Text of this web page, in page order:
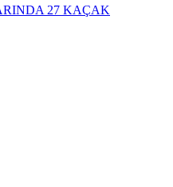
27 KAÇAK